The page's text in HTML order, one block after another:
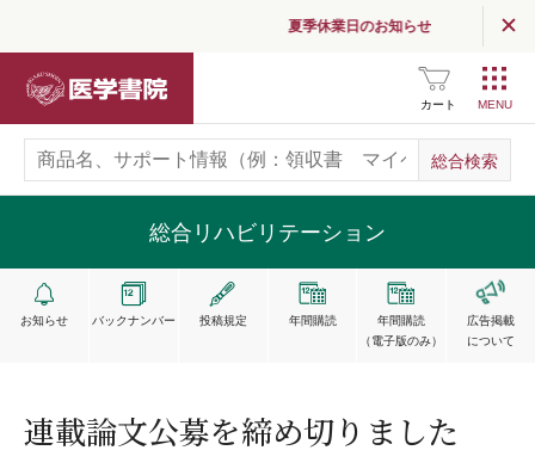
夏季休業日のお知らせ
カート
医学書院Column
お知らせ
関連サイト一覧
総合リハビリテーション
お知らせ バックナンバー 投稿規定 年間購読
年間購読
（電子版のみ）
広告掲載
について
連載論文公募を締め切りました